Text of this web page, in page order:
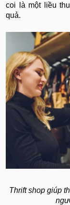
coi là một liều
quả.
Thrift shop giúp